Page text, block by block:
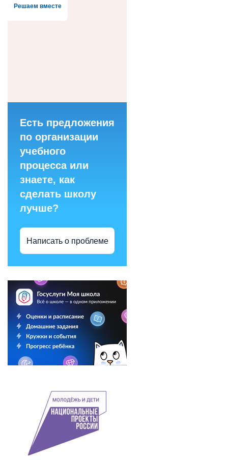
Решаем вместе
Есть предложения
по организации
учебного
процесса или
знаете, как
сделать школу
лучше?
Написать о проблеме